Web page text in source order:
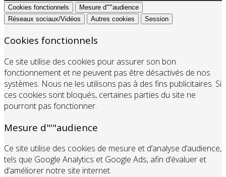
Cookies fonctionnels
Mesure d"'"audience
Réseaux sociaux/Vidéos
Autres cookies Session
Cookies fonctionnels
Ce site utilise des cookies pour assurer son bon
fonctionnement et ne peuvent pas être désactivés de nos
systèmes. Nous ne les utilisons pas à des fins publicitaires. Si
ces cookies sont bloqués, certaines parties du site ne
pourront pas fonctionner.
Mesure d"'"audience
Ce site utilise des cookies de mesure et d’analyse d’audience,
tels que Google Analytics et Google Ads, afin d’évaluer et
d’améliorer notre site internet.